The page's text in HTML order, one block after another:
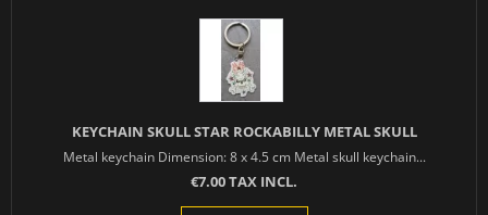
KEYCHAIN SKULL STAR ROCKABILLY METAL SKULL
Metal keychain Dimension: 8 x 4.5 cm Metal skull keychain...
€7.00 TAX INCL.